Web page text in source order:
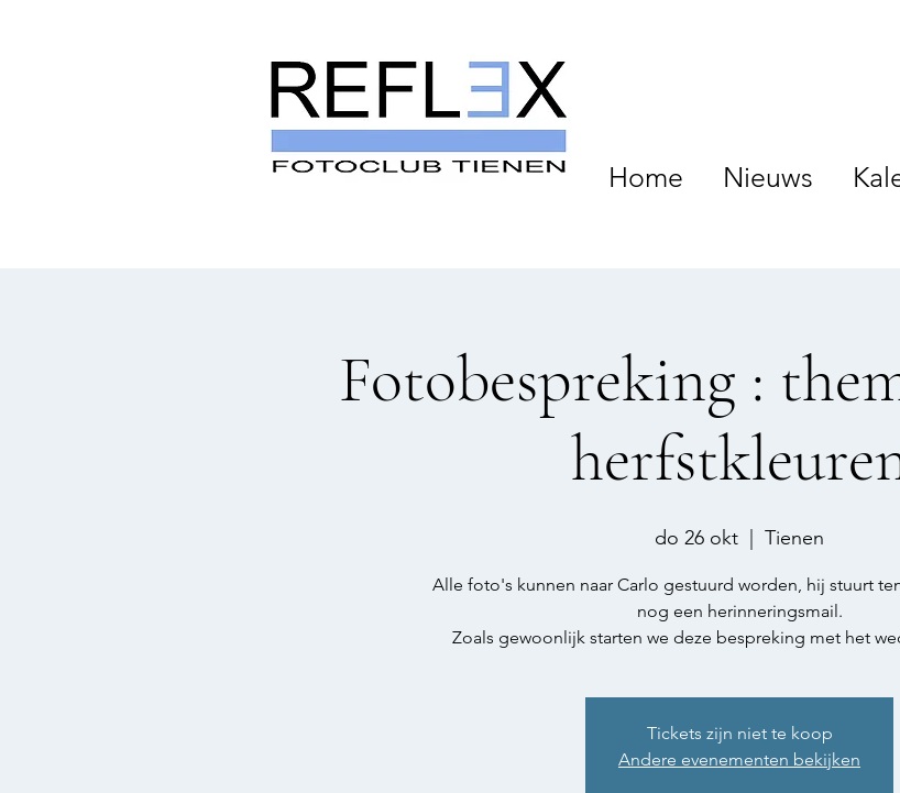
Home Nieuws
Fotobespreking :
do 26 okt Tienen
Alle foto's kunnen naar Carlo gestuurd worden, hij stuurt
nog een herinneringsmail.
Tickets zijn niet te koop
Andere evenementen bekijken